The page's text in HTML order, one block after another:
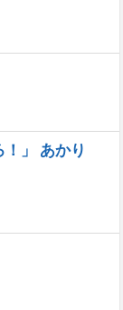
」 あかり